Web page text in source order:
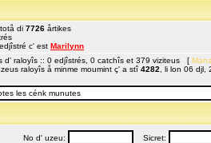
di 7726 årtikes
c' est Marilynn
d' raloyîs :: 0 edjîstrés, 0 catchîs et 379 viziteus [
raloyîs å minme moumint ç' a stî 4282 , li lon 06
les cénk munutes
No d' uzeu: Sicret: